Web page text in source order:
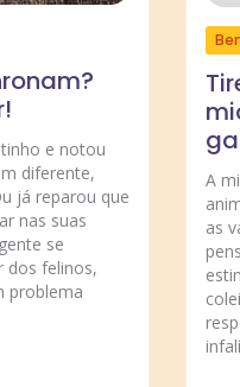
e notou
diferente,
já reparou que
nas suas
se
dos felinos,
problema
A
as